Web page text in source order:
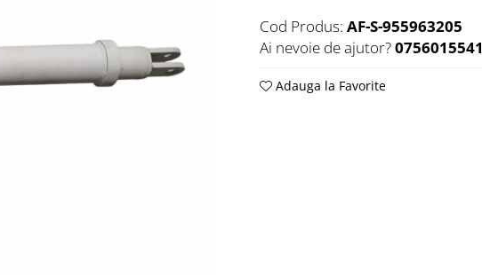
Cod Produs: AF-S-955963205
Ai nevoie de ajutor?0756015541
Adauga la Favorite